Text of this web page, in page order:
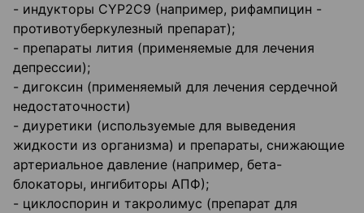
- индукторы CYP2C9 (например, рифампицин -
противотуберкулезный препарат);
- препараты лития (применяемые для лечения
депрессии);
- дигоксин (применяемый для лечения сердечной
недостаточности)
- диуретики (используемые для выведения
жидкости из организма) и препараты, снижающие
артериальное давление (например, бета-
блокаторы, ингибиторы АПФ);
- циклоспорин и такролимус (препарат для